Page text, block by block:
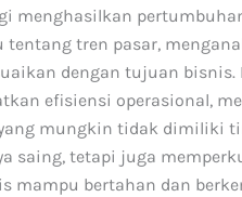
menghasilkan
tren pasar,
dengan tujuan
efisiensi operasional,
mungkin tidak dimiliki
saing, tetapi juga
mampu bertahan dan